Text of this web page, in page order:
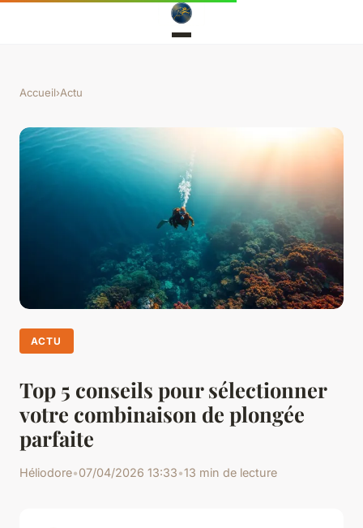
Accueil›Actu
ACTU
Top 5 conseils pour sélectionner
votre combinaison de plongée
parfaite
Héliodore•07/04/2026 13:33•13 min de lecture